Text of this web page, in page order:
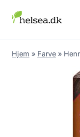
Hjem » Farve »